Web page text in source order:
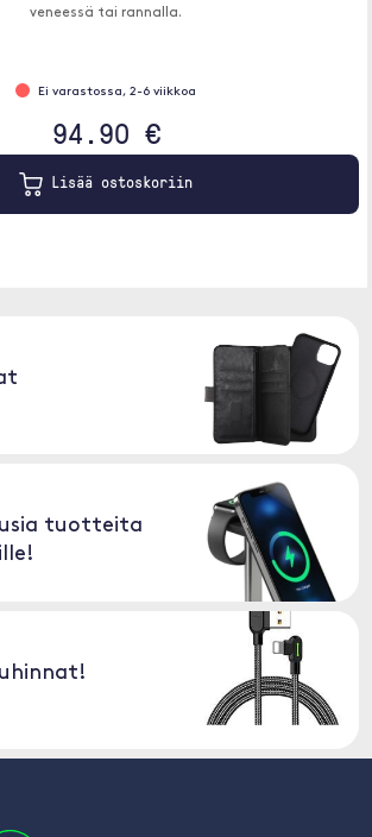
veneessä tai rannalla.
Ei varastossa, 2-6 viikkoa
94.90 €
Lisää ostoskoriin
tuotteita